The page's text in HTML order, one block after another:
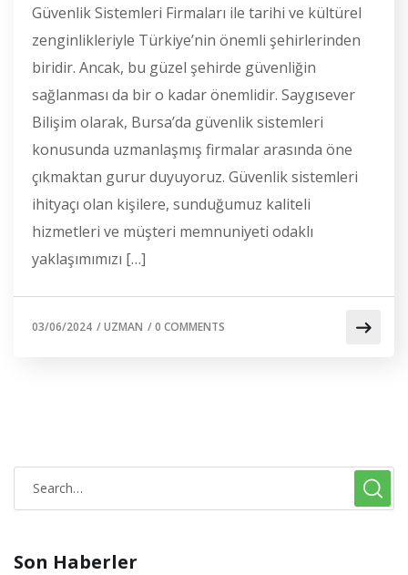
Güvenlik Sistemleri Firmaları ile tarihi ve kültürel
zenginlikleriyle Türkiye’nin önemli şehirlerinden
biridir. Ancak, bu güzel şehirde güvenliğin
sağlanması da bir o kadar önemlidir. Saygısever
Bilişim olarak, Bursa’da güvenlik sistemleri
konusunda uzmanlaşmış firmalar arasında öne
çıkmaktan gurur duyuyoruz. Güvenlik sistemleri
ihityaçı olan kişilere, sunduğumuz kaliteli
hizmetleri ve müşteri memnuniyeti odaklı
yaklaşımımızı […]
03/06/2024 /UZMAN /0 COMMENTS
e
r
Son Haberler